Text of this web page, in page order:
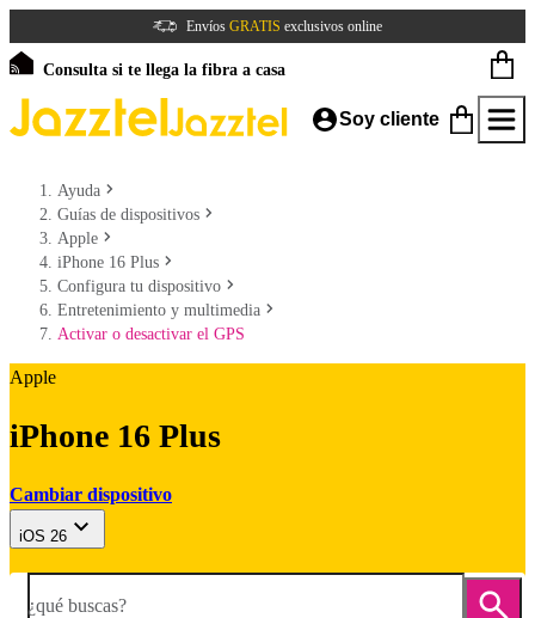
Envíos GRATIS exclusivos online
Consulta si te llega la fibra a casa
Soy cliente
Ayuda
Guías de dispositivos
Apple
iPhone 16 Plus
Configura tu dispositivo
Entretenimiento y multimedia
Activar o desactivar el GPS
Apple
iPhone 16 Plus
Cambiar dispositivo
iOS 26
¿qué buscas?